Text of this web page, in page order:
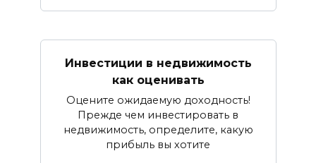
Инвестиции в недвижимость
как оценивать
Оцените ожидаемую доходность!
Прежде чем инвестировать в
недвижимость, определите, какую
прибыль вы хотите